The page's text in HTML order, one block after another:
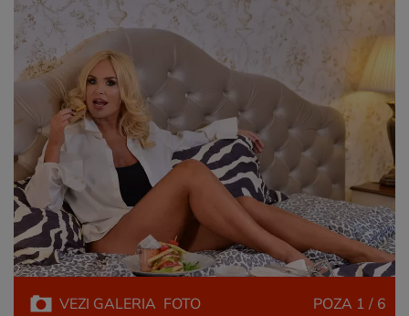
VEZI GALERIA FOTO POZA 1 / 6